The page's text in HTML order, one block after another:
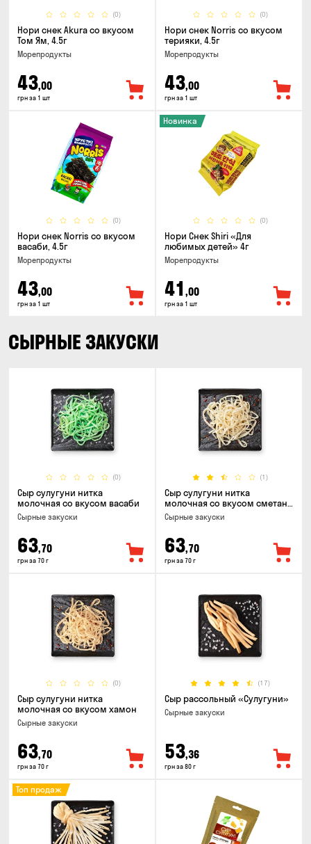
(0)
Нори снек Akura со вкусом
Том Ям, 4.5г
Морепродукты
43,00
грн за 1 шт
(0)
Нори снек Norris со вкусом
терияки, 4.5г
Морепродукты
43,00
грн за 1 шт
(0)
Нори снек Norris со вкусом
васаби, 4.5г
Морепродукты
43,00
грн за 1 шт
(0)
Новинка
Нори Снек Shiri «Для
любимых детей» 4г
Морепродукты
41 ,00
грн за 1 шт
СЫРНЫЕ ЗАКУСКИ
(0)
Сыр сулугуни нитка
молочная со вкусом васаби
Cырные закуски
63,70
грн за 70 г
(1)
Сыр сулугуни нитка
молочная со вкусом сметаны
и зелени
Cырные закуски
63,70
грн за 70 г
(0)
Сыр сулугуни нитка
молочная со вкусом хамон
Cырные закуски
63,70
грн за 70 г
(17)
Сыр рассольный «Сулугуни»
Cырные закуски
53,36
грн за 80 г
Топ продаж